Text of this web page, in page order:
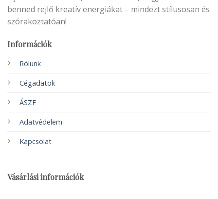
benned rejlő kreatív energiákat – mindezt stílusosan és
szórakoztatóan!
Információk
Rólunk
Cégadatok
ÁSZF
Adatvédelem
Kapcsolat
Vásárlási információk